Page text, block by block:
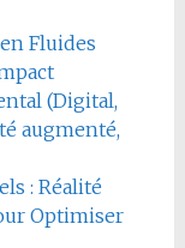
Fluides
(Digital,
augmenté,
: Réalité
Optimiser